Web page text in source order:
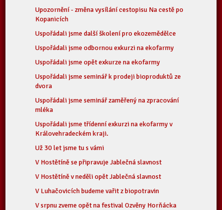
Upozornění - změna vysílání cestopisu Na cestě po
Kopanicích
Uspořádali jsme další školení pro ekozemědělce
Uspořádali jsme odbornou exkurzi na ekofarmy
Uspořádali jsme opět exkurze na ekofarmy
Uspořádali jsme seminář k prodeji bioproduktů ze
dvora
Uspořádali jsme seminář zaměřený na zpracování
mléka
Uspořádali jsme třídenní exkurzi na ekofarmy v
Královehradeckém kraji.
Už 30 let jsme tu s vámi
V Hostětíně se připravuje Jablečná slavnost
V Hostětíně v neděli opět Jablečná slavnost
V Luhačovicích budeme vařit z biopotravin
V srpnu zveme opět na festival Ozvěny Horňácka